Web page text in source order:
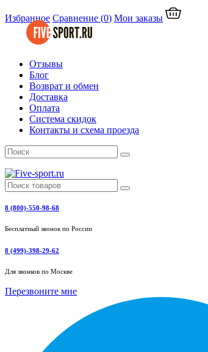
Избранное Сравнение (0) Мои заказы
Отзывы
Блог
Возврат и обмен
Доставка
Оплата
Система скидок
Контакты и схема проезда
8 (800)-550-98-68
Бесплатный звонок по России
8 (499)-398-29-62
Для звонков по Москве
Перезвоните мне